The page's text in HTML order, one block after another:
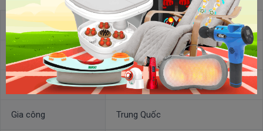
Model PL-621DC3
Thương hiệu Puli
Công nghệ Hàn Quốc
Gia công Trung Quốc